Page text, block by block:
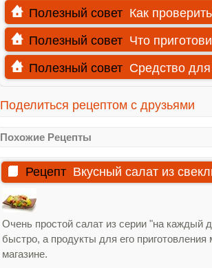
Полезный совет Как
Полезный совет Что
Полезный совет Средство
Поделиться рецептом с друзьями
Похожие Рецепты
Рецепт Вкусный салат из
Очень простой салат из серии "на каждый
быстро, а продукты для его
магазине.